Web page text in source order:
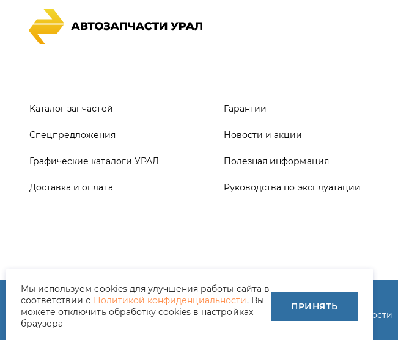
Каталог запчастей
Мы используем cookies для улучшения работы сайта в
соответствии с Политикой конфиденциальности. Вы
можете отключить обработку cookies в настройках
браузера
ПРИНЯТЬ